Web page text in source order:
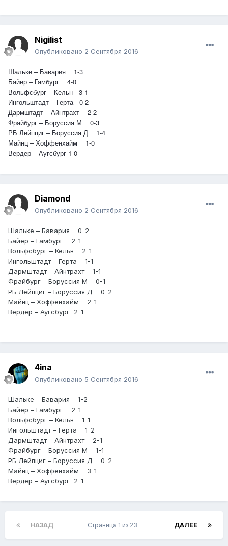
Nigilist
Опубликовано 2 Сентября 2016
Шальке – Бавария 1-3
Байер – Гамбург 4-0
Вольфсбург – Кельн 3-1
Ингольштадт – Герта 0-2
Дармштадт – Айнтрахт 2-2
Фрайбург – Боруссия М 0-3
РБ Лейпциг – Боруссия Д 1-4
Майнц – Хоффенхайм 1-0
Вердер – Аугсбург 1-0
Diamond
Опубликовано 2 Сентября 2016
Шальке – Бавария 0-2
Байер – Гамбург 2-1
Вольфсбург – Кельн 2-1
Ингольштадт – Герта 1-1
Дармштадт – Айнтрахт 1-1
Фрайбург – Боруссия М 0-1
РБ Лейпциг – Боруссия Д 0-2
Майнц – Хоффенхайм 2-1
Вердер – Аугсбург 2-1
4ina
Опубликовано 5 Сентября 2016
Шальке – Бавария 1-2
Байер – Гамбург 2-1
Вольфсбург – Кельн 1-1
Ингольштадт – Герта 1-2
Дармштадт – Айнтрахт 2-1
Фрайбург – Боруссия М 1-1
РБ Лейпциг – Боруссия Д 0-2
Майнц – Хоффенхайм 3-1
Вердер – Аугсбург 2-1
НАЗАД ДАЛЕЕ
Страница 1 из 23